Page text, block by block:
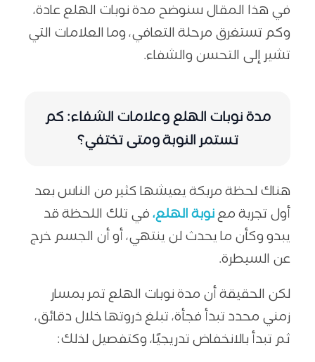
في هذا المقال سنوضح مدة نوبات الهلع عادة،
وكم تستغرق مرحلة التعافي، وما العلامات التي
تشير إلى التحسن والشفاء.
مدة نوبات الهلع وعلامات الشفاء: كم
تستمر النوبة ومتى تختفي؟
هناك لحظة مربكة يعيشها كثير من الناس بعد
أول تجربة مع نوبة الهلع، في تلك اللحظة قد
يبدو وكأن ما يحدث لن ينتهي، أو أن الجسم خرج
عن السيطرة.
لكن الحقيقة أن مدة نوبات الهلع تمر بمسار
زمني محدد تبدأ فجأة، تبلغ ذروتها خلال دقائق،
ثم تبدأ بالانخفاض تدريجيًا، وكتفصيل لذلك: